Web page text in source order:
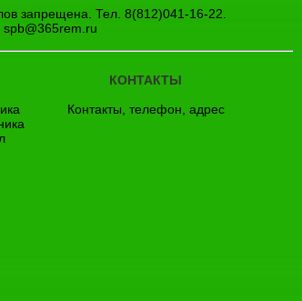
запрещена. Тел. 8(812)041-16-22.
spb@365rem.ru
КОНТАКТЫ
Контакты, телефон, адрес